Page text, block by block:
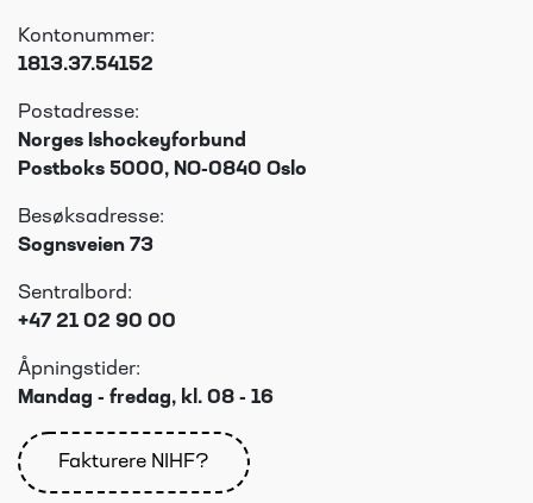
Kontonummer:
1813.37.54152
Postadresse:
Norges Ishockeyforbund
Postboks 5000, NO-0840 Oslo
Besøksadresse:
Sognsveien 73
Sentralbord:
+47 21 02 90 00
Åpningstider:
Mandag - fredag, kl. 08 - 16
Fakturere NIHF?